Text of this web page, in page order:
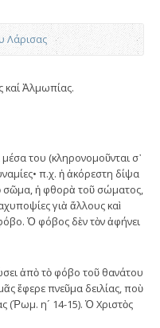
Λάρισας
καί Ἀλμωπίας.
του (κληρονομοῦνται σ᾿
π.χ. ἡ ἀκόρεστη δίψα
σῶμα, ἡ φθορὰ τοῦ σώματος,
γιὰ ἄλλους καὶ
Ὁ φόβος δὲν τὸν ἀφήνει
ἀπὸ τὸ φόβο τοῦ θανάτου
ἔφερε πνεῦμα δειλίας, ποὺ
(Ῥωμ. η´ 14-15). Ὁ Χριστὸς